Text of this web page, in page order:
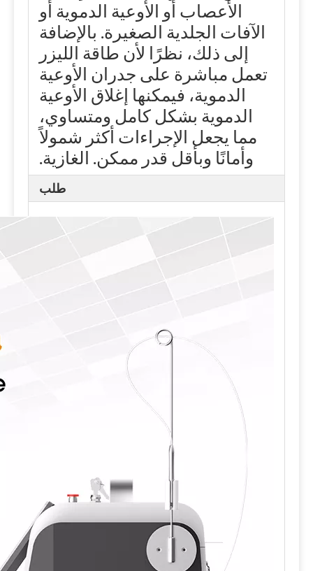
الأعصاب أو الأوعية الدموية أو
الآفات الجلدية الصغيرة. بالإضافة
إلى ذلك، نظرًا لأن طاقة الليزر
تعمل مباشرة على جدران الأوعية
الدموية، فيمكنها إغلاق الأوعية
الدموية بشكل كامل ومتساوي،
مما يجعل الإجراءات أكثر شمولاً
وأمانًا وبأقل قدر ممكن. الغازية.
طلب